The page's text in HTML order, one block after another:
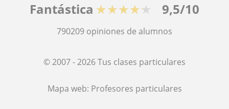
Fantástica ★★★★★ 9,5/10
790209 opiniones de alumnos
© 2007 - 2026 Tus clases particulares
Mapa web: Profesores particulares